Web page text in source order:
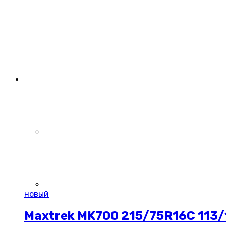
новый
Maxtrek MK700 215/75R16C 113/